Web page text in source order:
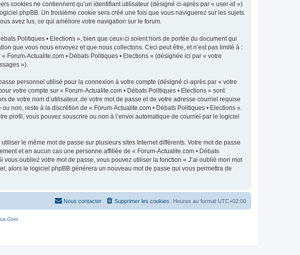
cookies ne contiennent qu’un identifiant utilisateur (désigné ci-après par « user-id »)
phpBB. Un troisième cookie sera créé une fois que vous naviguerez sur les sujets
avez lus, ce qui améliore votre navigation sur le forum.
Politiques • Elections », bien que ceux-ci soient hors de portée du document qui
que vous nous envoyez et que nous collectons. Ceci peut être, et n’est pas limité à :
Forum-Actualite.com • Débats Politiques • Elections » (désignée ici par « votre
»).
personnel utilisé pour la connexion à votre compte (désigné ci-après par « votre
votre compte sur « Forum-Actualite.com • Débats Politiques • Elections » sont
votre nom d’utilisateur, de votre mot de passe et de votre adresse courriel requise
non, reste à la discrétion de « Forum-Actualite.com • Débats Politiques • Elections ».
profil, vous pouvez souscrire ou non à l’envoi automatique de courriel par le logiciel
le même mot de passe sur plusieurs sites Internet différents. Votre mot de passe
et en aucun cas une personne affiliée de « Forum-Actualite.com • Débats
oubliez votre mot de passe, vous pouvez utiliser la fonction « J’ai oublié mon mot
alors le logiciel phpBB générera un nouveau mot de passe qui vous permettra de
Heures au format UTC+02:00
Supprimer les cookies
Nous contacter